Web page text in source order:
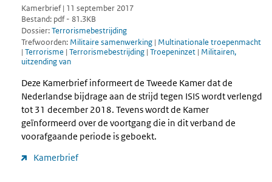
Kamerbrief | 11 september 2017
Bestand: pdf - 81.3KB
Dossier:Terrorismebestrijding
Trefwoorden: Militaire samenwerking | Multinationale troepenmacht
| Terrorisme | Terrorismebestrijding | Troepeninzet | Militairen,
uitzending van
Deze Kamerbrief informeert de Tweede Kamer dat de
Nederlandse bijdrage aan de strijd tegen ISIS wordt verlengd
tot 31 december 2018. Tevens wordt de Kamer
geïnformeerd over de voortgang die in dit verband de
voorafgaande periode is geboekt.
Kamerbrief